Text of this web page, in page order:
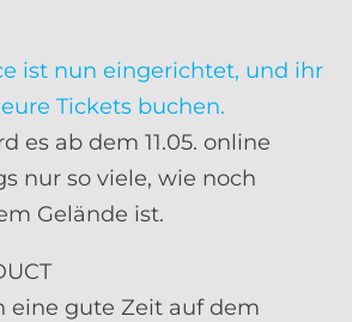
ist nun eingerichtet, und ihr
Tickets buchen.
es ab dem 11.05. online
nur so viele, wie noch
Gelände ist.
eine gute Zeit auf dem